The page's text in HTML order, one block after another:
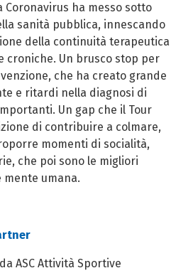
Coronavirus ha messo sotto
sanità pubblica, innescando
della continuità terapeutica
croniche. Un brusco stop per
che ha creato grande
e ritardi nella diagnosi di
Un gap che il Tour
di contribuire a colmare,
momenti di socialità,
che poi sono le migliori
mente umana.
ASC Attività Sportive